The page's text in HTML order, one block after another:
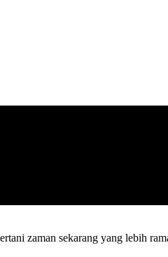
zaman sekarang yang lebih